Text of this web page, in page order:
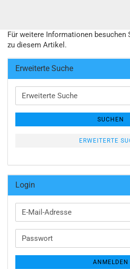
Für weitere Informationen besuchen
zu diesem Artikel.
Erweiterte Suche
Erweiterte
Suche
SUCHEN
ERWEITERTE
Login
E-
Mail-
Passwort
ANMELDEN